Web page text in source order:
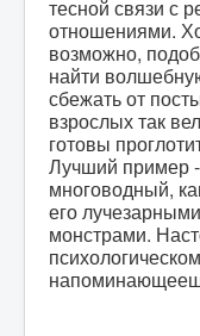
тесной связи с
отношениями.
возможно,
найти
сбежать от
взрослых так
готовы
Лучший пример
многоводный,
его
монстрами.